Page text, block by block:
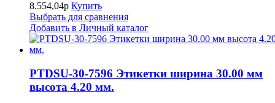
8.554,04р Купить
Выбрать для сравнения
Добавить в Личный каталог
PTDSU-30-7596 Этикетки ширина 30.00 мм
высота 4.20 мм.